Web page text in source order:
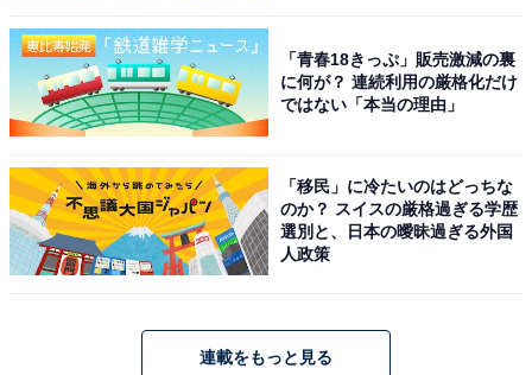
大きさは約縦39×横44×マチ8センチ（※広げた状態）
で、折りたたんでゴムでまとめることもできます。バッ
グに入れておいてお買い物や、ちょっとしたおでかけに
も。
​オンラインストアでは先行販売中！
紀ノ国屋とローラ アシュレイのコラボレーションバッグ
しています。数量限定なので早めの入手がおすすめで
「青春18きっぷ」販売激減の裏
に何が？ 連続利用の厳格化だけ
ではない「本当の理由」
「移民」に冷たいのはどっちな
のか？ スイスの厳格過ぎる学歴
選別と、日本の曖昧過ぎる外国
人政策
連載をもっと見る